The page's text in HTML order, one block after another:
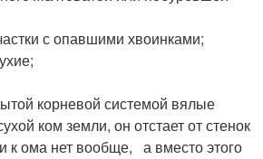
с опавшими хвоинками;
корневой системой вялые
ком земли, он отстает от стенок
к ома нет вообще, а вместо этого